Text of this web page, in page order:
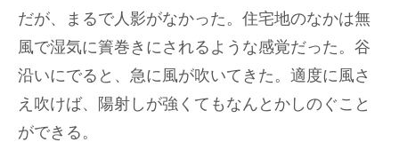
だが、まるで人影がなかった。住宅地のなかは無
風で湿気に簀巻きにされるような感覚だった。谷
沿いにでると、急に風が吹いてきた。適度に風さ
え吹けば、陽射しが強くてもなんとかしのぐこと
ができる。